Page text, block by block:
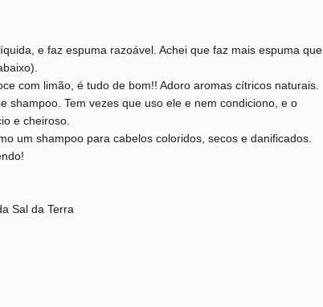
e faz espuma razoável. Achei que faz mais espuma que
com limão, é tudo de bom!! Adoro aromas cítricos naturais.
shampoo. Tem vezes que uso ele e nem condiciono, e o
e cheiroso.
um shampoo para cabelos coloridos, secos e danificados.
Sal da Terra